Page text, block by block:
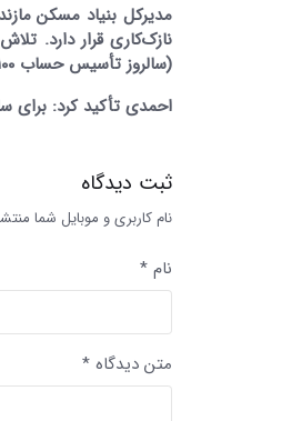
(سالروز تأسیس حساب ۱۰۰ امام خمینی) موکول خواهد شد.
احمدی تأکید کرد: برای
ثبت دیدگاه
نام کاربری و موبایل شما
نام *
متن دیدگاه *